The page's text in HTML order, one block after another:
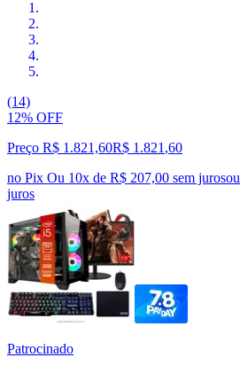
(14)
12% OFF
Preço R$ 1.821,60R$ 1.821 ,60
no Pix Ou 10x de R$ 207,00 sem jurosou
juros
Patrocinado